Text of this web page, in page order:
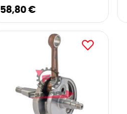
58,80 €